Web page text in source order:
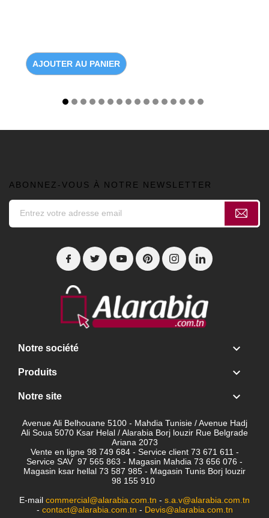
AJOUTER AU PANIER
ABONNEZ-VOUS À NOTRE NEWSLETTER
Notre société 
Produits 
Notre site 
Avenue Ali Belhouane 5100 - Mahdia Tunisie / Avenue Hadj
Ali Soua 5070 Ksar Helal / Alarabia Borj louzir Rue Belgrade
Ariana 2073
Vente en ligne 98 749 684 - Service client 73 671 611 -
Service SAV 97 565 863 - Magasin Mahdia 73 656 076 -
Magasin ksar hellal 73 587 985 - Magasin Tunis Borj louzir
98 155 910
E-mail commercial@alarabia.com.tn - s.a.v@alarabia.com.tn
- contact@alarabia.com.tn - Devis@alarabia.com.tn